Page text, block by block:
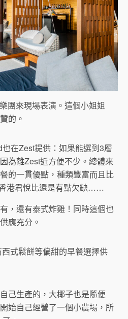
團來現場表演。這個小姐姐
的。
在Zest提供：如果能選到3層
為離Zest近方便不少。總體來
的一貫優點，種類豐富而且比
港君悅比還是有點欠缺……
，還有泰式炸雞！同時這個也
應充分。
式鬆餅等偏甜的早餐選擇供
己生產的，大椰子也是隨便
始自己經營了一個小農場，所